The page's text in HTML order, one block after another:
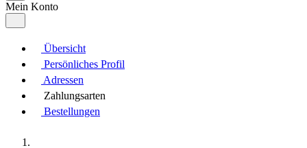
Mein Konto
Übersicht
Persönliches Profil
Adressen
Zahlungsarten
Bestellungen